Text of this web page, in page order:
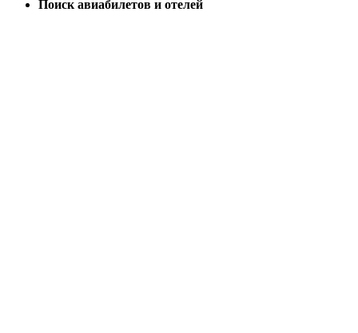
Поиск авиабилетов и отелей